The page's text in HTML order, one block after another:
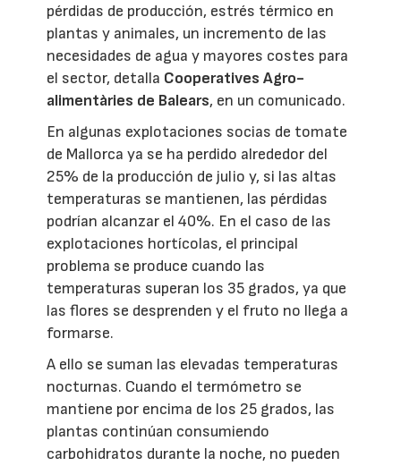
pérdidas de producción, estrés térmico en
plantas y animales, un incremento de las
necesidades de agua y mayores costes para
el sector, detalla Cooperatives Agro-
alimentàries de Balears, en un comunicado.
En algunas explotaciones socias de tomate
de Mallorca ya se ha perdido alrededor del
25% de la producción de julio y, si las altas
temperaturas se mantienen, las pérdidas
podrían alcanzar el 40%. En el caso de las
explotaciones hortícolas, el principal
problema se produce cuando las
temperaturas superan los 35 grados, ya que
las flores se desprenden y el fruto no llega a
formarse.
A ello se suman las elevadas temperaturas
nocturnas. Cuando el termómetro se
mantiene por encima de los 25 grados, las
plantas continúan consumiendo
carbohidratos durante la noche, no pueden